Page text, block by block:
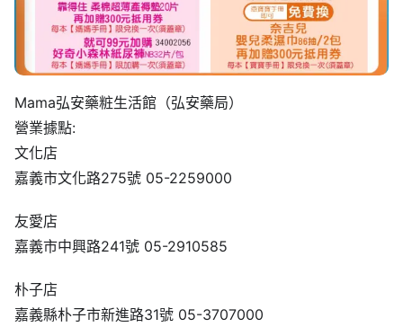
Mama弘安藥粧生活館（弘安藥局）
營業據點:
文化店
嘉義市文化路275號 05-2259000
友愛店
嘉義市中興路241號 05-2910585
朴子店
嘉義縣朴子市新進路31號 05-3707000